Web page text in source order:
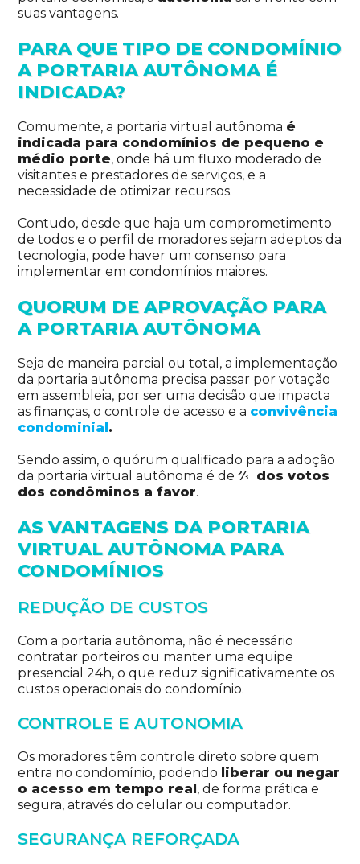
suas vantagens.
PARA QUE TIPO DE CONDOMÍNIO
A PORTARIA AUTÔNOMA É
INDICADA?
Comumente, a portaria virtual autônoma é
indicada para condomínios de pequeno e
médio porte, onde há um fluxo moderado de
visitantes e prestadores de serviços, e a
necessidade de otimizar recursos.
Contudo, desde que haja um comprometimento
de todos e o perfil de moradores sejam adeptos da
tecnologia, pode haver um consenso para
implementar em condomínios maiores.
QUORUM DE APROVAÇÃO PARA
A PORTARIA AUTÔNOMA
Seja de maneira parcial ou total, a implementação
da portaria autônoma precisa passar por votação
em assembleia, por ser uma decisão que impacta
as finanças, o controle de acesso e a convivência
condominial.
Sendo assim, o quórum qualificado para a adoção
da portaria virtual autônoma é de⅔ dos votos
dos condôminos a favor.
AS VANTAGENS DA PORTARIA
VIRTUAL AUTÔNOMA PARA
CONDOMÍNIOS
REDUÇÃO DE CUSTOS
Com a portaria autônoma, não é necessário
contratar porteiros ou manter uma equipe
presencial 24h, o que reduz significativamente os
custos operacionais do condomínio.
CONTROLE E AUTONOMIA
Os moradores têm controle direto sobre quem
entra no condomínio, podendo liberar ou negar
o acesso em tempo real, de forma prática e
segura, através do celular ou computador.
SEGURANÇA REFORÇADA